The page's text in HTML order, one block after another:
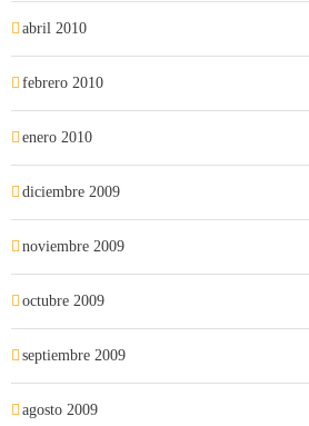
abril 2010
febrero 2010
enero 2010
diciembre 2009
noviembre 2009
octubre 2009
septiembre 2009
agosto 2009